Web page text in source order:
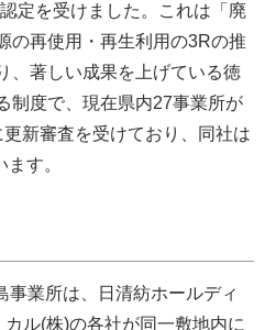
定を受けました。これは「廃
の再使用・再生利用の3Rの推
、著しい成果を上げている徳
制度で、現在県内27事業所が
新審査を受けており、同社は
す。
事業所は、日清紡ホールディ
ル(株)の各社が同一敷地内に